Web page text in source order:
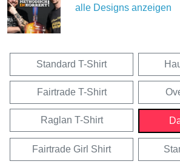
alle Designs anzeigen
Standard T-Shirt
Fairtrade T-Shirt
Raglan T-Shirt
Fairtrade Girl Shirt